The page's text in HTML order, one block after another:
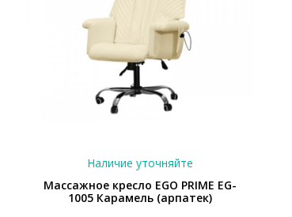
Наличие уточняйте
Массажное кресло EGO PRIME EG-
1005 Карамель (арпатек)